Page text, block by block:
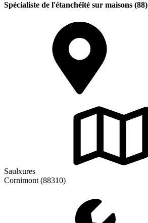
Spécialiste de l'étanchéïté sur maisons (88)
Saulxures
Cornimont (88310)